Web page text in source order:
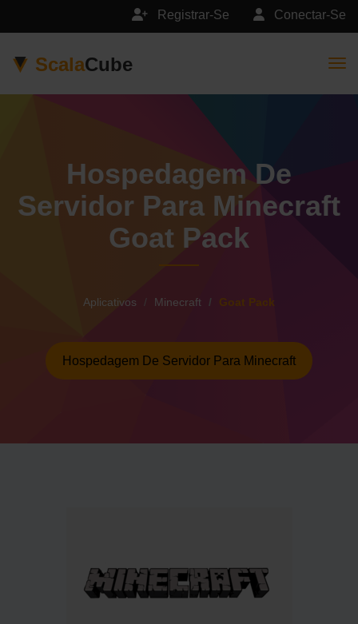
Conectar-Se
Registrar-Se
ScalaCube
Hospedagem De
Servidor Para Minecraft
Goat Pack
Aplicativos Minecraft Goat Pack
Hospedagem De Servidor Para Minecraft